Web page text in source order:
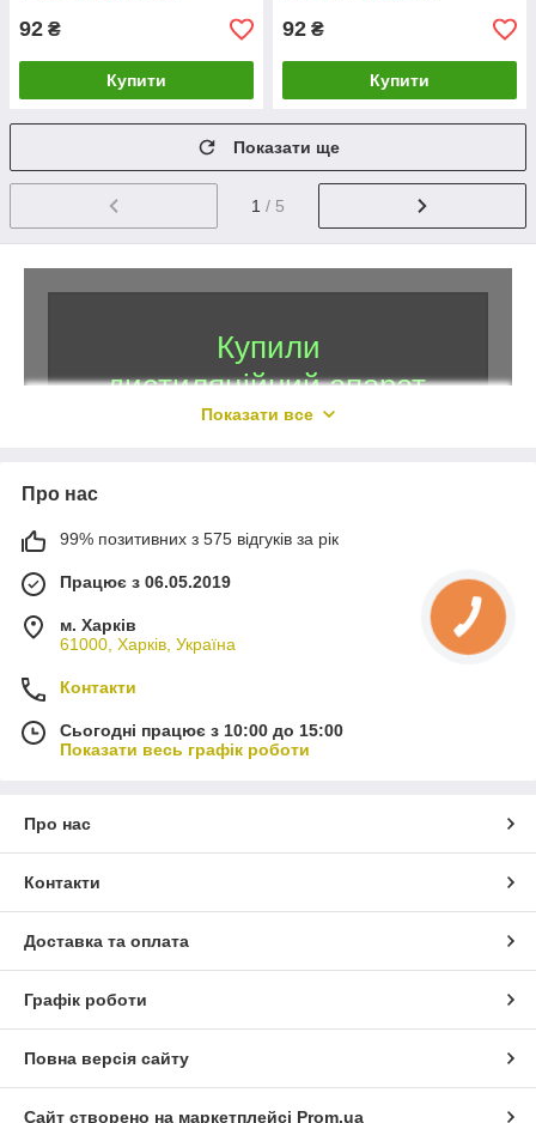
92 ₴
Купити
92 ₴
Купити
Показати ще
1 / 5
Купили
дистиляційний апарат,
сировина для виробництва,
спеції та інгредієнти, що б
ваш напій придбав той
самий незабутній смак,
передчуваєте.
товару залежить як мінімум половина
отримаєте певний присмак. Нехай це
буде ваніль або вишня, наприклад.
Багато вважають, що це не найважливіше, але а
вам хіба не хочеться пити смачні настоянки,
наприклад, і відчувати смак яблука. Нам здається
ніхто б не був проти, а переважна більшість навіть
були б всіма руками ЗА!
Перейти до каталогу
Показати все
Про нас
99% позитивних з 575 відгуків за рік
Працює з 06.05.2019
м. Харків
61000, Харків, Україна
Контакти
Сьогодні працює з 10:00 до 15:00
Показати весь графік роботи
Про нас
Контакти
Доставка та оплата
Графік роботи
Повна версія сайту
Сайт створено на маркетплейсі Prom.ua